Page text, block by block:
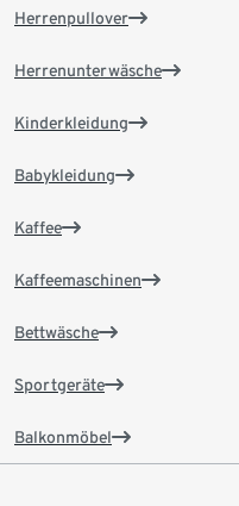
Herrenpullover
Herrenunterwäsche
Kinderkleidung
Babykleidung
Kaffee
Kaffeemaschinen
Bettwäsche
Sportgeräte
Balkonmöbel